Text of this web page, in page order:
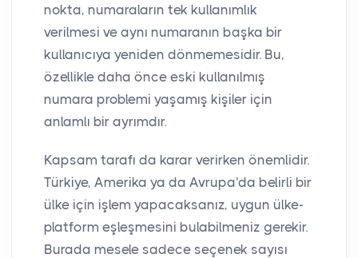
nokta, numaraların tek kullanımlık
verilmesi ve aynı numaranın başka bir
kullanıcıya yeniden dönmemesidir. Bu,
özellikle daha önce eski kullanılmış
numara problemi yaşamış kişiler için
anlamlı bir ayrımdır.
Kapsam tarafı da karar verirken önemlidir.
Türkiye, Amerika ya da Avrupa'da belirli bir
ülke için işlem yapacaksanız, uygun ülke-
platform eşleşmesini bulabilmeniz gerekir.
Burada mesele sadece seçenek sayısı